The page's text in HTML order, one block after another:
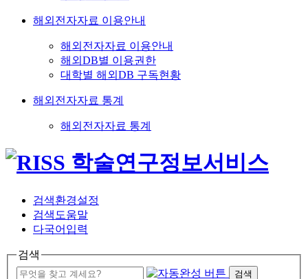
해외전자자료 이용안내
해외전자자료 이용안내
해외DB별 이용권한
대학별 해외DB 구독현황
해외전자자료 통계
해외전자자료 통계
검색환경설정
검색도움말
다국어입력
검색
검색